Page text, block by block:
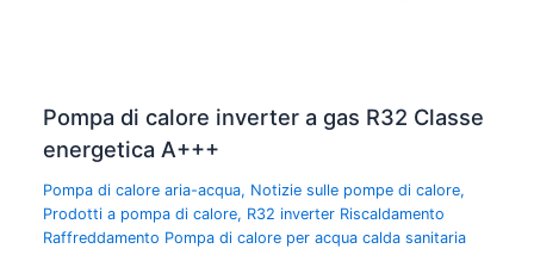
Pompa di calore inverter a gas R32 Classe
energetica A+++
Pompa di calore aria-acqua, Notizie sulle pompe di calore,
Prodotti a pompa di calore, R32 inverter Riscaldamento
Raffreddamento Pompa di calore per acqua calda sanitaria